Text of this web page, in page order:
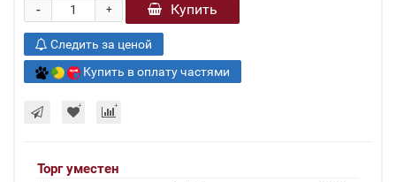
+
- Купить
Следить за ценой
Купить в оплату частями
Торг уместен